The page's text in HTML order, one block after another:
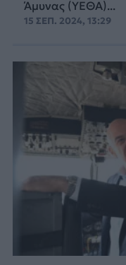
Άμυνας (ΥΕΘΑ)...
15 ΣΕΠ. 2024, 13:29